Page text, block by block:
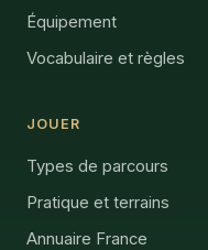
Équipement
Vocabulaire et règles
JOUER
Types de parcours
Pratique et terrains
Annuaire France